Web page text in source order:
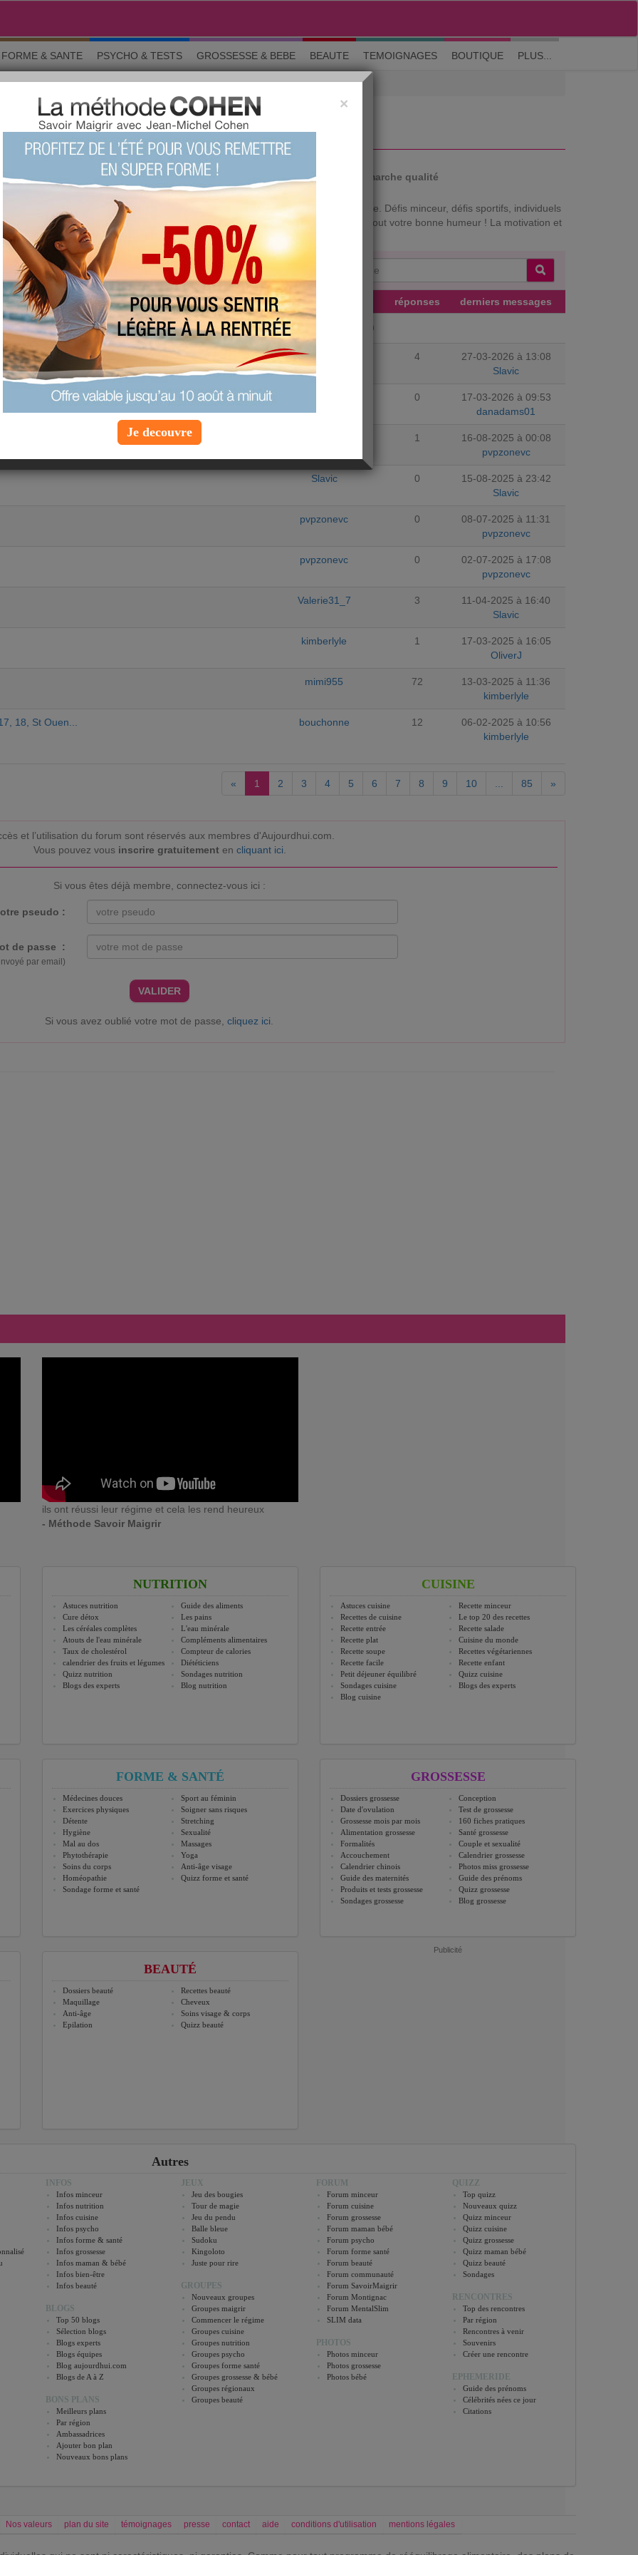
M'inscrire| Me connecter| ? Visite guidée
FORME & SANTE PSYCHO & TESTS GROSSESSE & BEBE BEAUTE TEMOIGNAGES BOUTIQUE PLUS...
amies
› PETITS DÉFIS ENTRE AMIES
& tests Grossesse Maman & bébé Beauté La communauté Démarche qualité
ici tous les défis lancés par aujourdhui.com et par les utilisatrices du site. Défis minceur, défis sportifs, individuels
de ce forum pour échanger vos avis, vos idées et vos performances et surtout votre bonne humeur ! La motivation et
de fous, plus on rit !
Chercher un sujet particulier :
SUJETS réponses derniers messages
equipe-aujourdhuicom
Valerie31_7 4
27-03-2026 à 13:08
Slavic
0
17-03-2026 à 09:53
danadams01
1
16-08-2025 à 00:08
pvpzonevc
Slavic 0
15-08-2025 à 23:42
Slavic
pvpzonevc 0
08-07-2025 à 11:31
pvpzonevc
pvpzonevc 0
02-07-2025 à 17:08
pvpzonevc
Valerie31_7 3
11-04-2025 à 16:40
Slavic
kimberlyle 1
17-03-2025 à 16:05
OliverJ
mimi955 72
13-03-2025 à 11:36
kimberlyle
18, St Ouen... bouchonne 12
06-02-2025 à 10:56
kimberlyle
« 1 2 3 4 5 6 7 8 9 10 85 »
et l’utilisation du forum sont réservés aux membres d'Aujourdhui.com.
Vous pouvez vous inscrire gratuitementen cliquant ici
Si vous êtes déjà membre, connectez-vous ici :
pseudo :
de passe :
par email)
VALIDER
Si vous avez oublié votre mot de passe,cliquez ici
ils ont réussi leur régime et cela les rend heureux
- Méthode Savoir Maigrir
NUTRITION
Astuces nutrition
Guide des aliments
Cure détox
Les pains
Les céréales complètes
L'eau minérale
Atouts de l'eau minérale
Compléments alimentaires
Taux de cholestérol
Compteur de calories
calendrier des fruits et légumes
Diététiciens
Quizz nutrition
Sondages nutrition
Blogs des experts
Blog nutrition
CUISINE
Astuces cuisine
Recette minceur
Recettes de cuisine
Le top 20 des recettes
Recette entrée
Recette salade
Recette plat
Cuisine du monde
Recette soupe
Recettes végétariennes
Recette facile
Recette enfant
Petit déjeuner équilibré
Quizz cuisine
Sondages cuisine
Blogs des experts
Blog cuisine
FORME & SANTÉ
Médecines douces
Sport au féminin
Exercices physiques
Soigner sans risques
Détente
Stretching
Hygiène
Sexualité
Mal au dos
Massages
Phytothérapie
Yoga
Soins du corps
Anti-âge visage
Homéopathie
Quizz forme et santé
Sondage forme et santé
GROSSESSE
Dossiers grossesse
Conception
Date d'ovulation
Test de grossesse
Grossesse mois par mois
160 fiches pratiques
Alimentation grossesse
Santé grossesse
Formalités
Couple et sexualité
Accouchement
Calendrier grossesse
Calendrier chinois
Photos miss grossesse
Guide des maternités
Guide des prénoms
Produits et tests grossesse
Quizz grossesse
Sondages grossesse
Blog grossesse
BEAUTÉ
Dossiers beauté
Recettes beauté
Maquillage
Cheveux
Anti-âge
Soins visage & corps
Epilation
Quizz beauté
Publicité
Autres
INFOS
Infos minceur
Infos nutrition
Infos cuisine
Infos psycho
Infos forme & santé
Infos grossesse
Infos maman & bébé
Infos bien-être
Infos beauté
BLOGS
Top 50 blogs
Sélection blogs
Blogs experts
Blogs équipes
Blog aujourdhui.com
Blogs de A à Z
BONS PLANS
Meilleurs plans
Par région
Ambassadrices
Ajouter bon plan
Nouveaux bons plans
JEUX
Jeu des bougies
Tour de magie
Jeu du pendu
Balle bleue
Sudoku
Kingoloto
Juste pour rire
GROUPES
Nouveaux groupes
Groupes maigrir
Commencer le régime
Groupes cuisine
Groupes nutrition
Groupes psycho
Groupes forme santé
Groupes grossesse & bébé
Groupes régionaux
Groupes beauté
FORUM
Forum minceur
Forum cuisine
Forum grossesse
Forum maman bébé
Forum psycho
Forum forme santé
Forum beauté
Forum communauté
Forum SavoirMaigrir
Forum Montignac
Forum MentalSlim
SLIM data
PHOTOS
Photos minceur
Photos grossesse
Photos bébé
QUIZZ
Top quizz
Nouveaux quizz
Quizz minceur
Quizz cuisine
Quizz grossesse
Quizz maman bébé
Quizz beauté
Sondages
RENCONTRES
Top des rencontres
Par région
Rencontres à venir
Souvenirs
Créer une rencontre
EPHEMERIDE
Guide des prénoms
Célébrités nées ce jour
Citations
Nos valeurs plan du site témoignages presse contact aide conditions d'utilisation mentions légales
×
Je decouvre